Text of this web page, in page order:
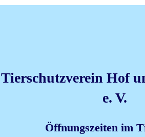
Tierschutzverein Hof
e. V.
Öffnungszeiten im